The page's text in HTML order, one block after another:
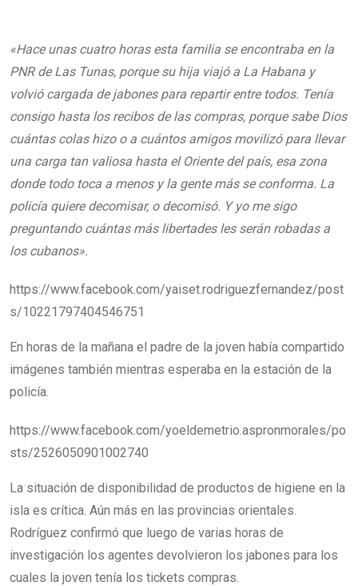
«Hace unas cuatro horas esta familia se encontraba en la
PNR de Las Tunas, porque su hija viajó a La Habana y
volvió cargada de jabones para repartir entre todos. Tenía
consigo hasta los recibos de las compras, porque sabe Dios
cuántas colas hizo o a cuántos amigos movilizó para llevar
una carga tan valiosa hasta el Oriente del país, esa zona
donde todo toca a menos y la gente más se conforma. La
policía quiere decomisar, o decomisó. Y yo me sigo
preguntando cuántas más libertades les serán robadas a
los cubanos».
https://www.facebook.com/yaiset.rodriguezfernandez/post
s/10221797404546751
En horas de la mañana el padre de la joven había compartido
imágenes también mientras esperaba en la estación de la
policía.
https://www.facebook.com/yoeldemetrio.aspronmorales/po
sts/2526050901002740
La situación de disponibilidad de productos de higiene en la
isla es crítica. Aún más en las provincias orientales.
Rodríguez confirmó que luego de varias horas de
investigación los agentes devolvieron los jabones para los
cuales la joven tenía los tickets compras.